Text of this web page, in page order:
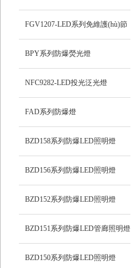
護(hù)防爆投光燈
FGV1207-LED系列免維護(hù)節
(jié)能防爆燈
BPY系列防爆熒光燈
NFC9282-LED投光泛光燈
FAD系列防爆燈
BZD158系列防爆LED照明燈
BZD156系列防爆LED照明燈
BZD152系列防爆LED照明燈
BZD151系列防爆LED管廊照明燈
BZD150系列防爆LED照明燈